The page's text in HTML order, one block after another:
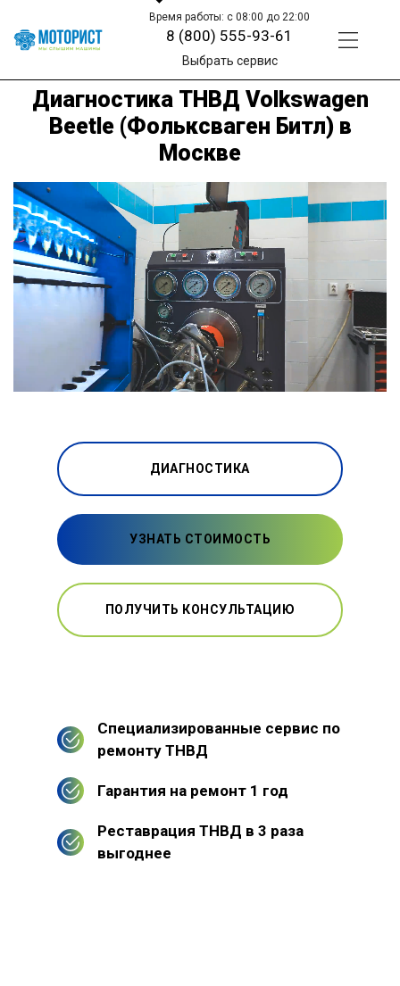
Время работы: с 08:00 до 22:00
8 (800) 555-93-61
Выбрать сервис
Диагностика ТНВД Volkswagen
Beetle (Фольксваген Битл) в
Москве
ДИАГНОСТИКА
УЗНАТЬ СТОИМОСТЬ
ПОЛУЧИТЬ КОНСУЛЬТАЦИЮ
Специализированные сервис по
ремонту ТНВД
Гарантия на ремонт 1 год
Реставрация ТНВД в 3 раза
выгоднее